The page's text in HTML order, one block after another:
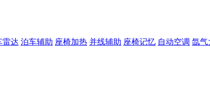
雷达 泊车辅助 座椅加热 并线辅助 座椅记忆 自动空调 氙气